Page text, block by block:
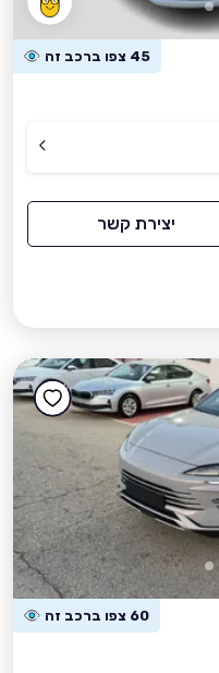
45 צפו ברכב זה
יצירת קשר
60 צפו ברכב זה